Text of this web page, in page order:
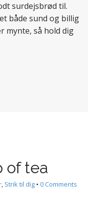
surdejsbrød til.
både sund og billig
mynte, så hold dig
of tea
, Strik til dig • 0 Comments